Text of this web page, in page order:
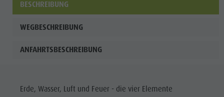
BESCHREIBUNG
WEGBESCHREIBUNG
ANFAHRTSBESCHREIBUNG
Erde, Wasser, Luft und Feuer - die vier Elemente